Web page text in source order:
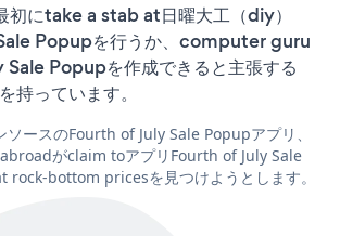
初にtake a stab at日曜大工（diy）
Popupを行うか、computer guru
Popupを作成できると主張する
持っています。
ソースのFourth of July Sale Popupアプリ、
がclaim toアプリFourth of July Sale
rock-bottom pricesを見つけようとします。